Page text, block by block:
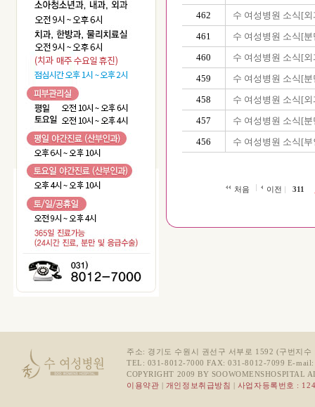
462
수 여성병원 소식[
461
수 여성병원 소식[분
460
수 여성병원 소식[
459
수 여성병원 소식[분
458
수 여성병원 소식[
457
수 여성병원 소식[
456
수 여성병원 소식[
처음 이전 311
주소: 경기도 수원시 권선구 서부로 1592 (구번지
TEL: 031-8012-7000 FAX: 031-8012-7099 E-mail:
COPYRIGHT 2009 BY SOOWOMENSHOSPITAL
이용약관 | 개인정보취급방침 | 사업자등록번호 :